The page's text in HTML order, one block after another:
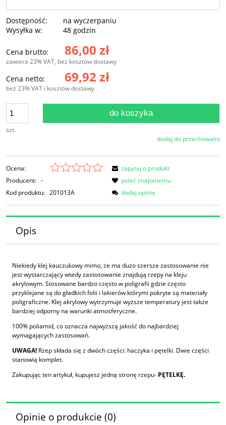
Dostępność:
na wyczerpaniu
Wysyłka w:
48 godzin
Cena brutto: 86,00 zł
zawiera 23% VAT, bez kosztów dostawy
Cena netto: 69,92 zł
bez 23% VAT i kosztów dostawy
szt.
do koszyka
dodaj do przechowalni
Ocena:
Producent: -
Kod produktu: 201013A
zapytaj o produkt
poleć znajomemu
dodaj opinię
Opis
Niekiedy klej kauczukowy mimo, że ma dużo szersze zastosowanie nie
jest wystarczający wtedy zastosowanie znajdują rzepy na kleju
akrylowym. Stosowane bardzo często w poligrafii gdzie często
przyklejane są do gładkich folii i lakierów którymi pokryte są materiały
poligraficzne. Klej akrylowy wytrzymuje wyższe temperatury jest także
bardziej odporny na warunki atmosferyczne.
100% poliamid, co oznacza najwyższą jakość do najbardziej
wymagających zastosowań.
UWAGA! Rzep składa się z dwóch części: haczyka i pętelki. Dwie części
stanowią komplet.
Zakupując ten artykuł, kupujesz jedną stronę rzepu- PĘTELKĘ.
Opinie o produkcie (0)